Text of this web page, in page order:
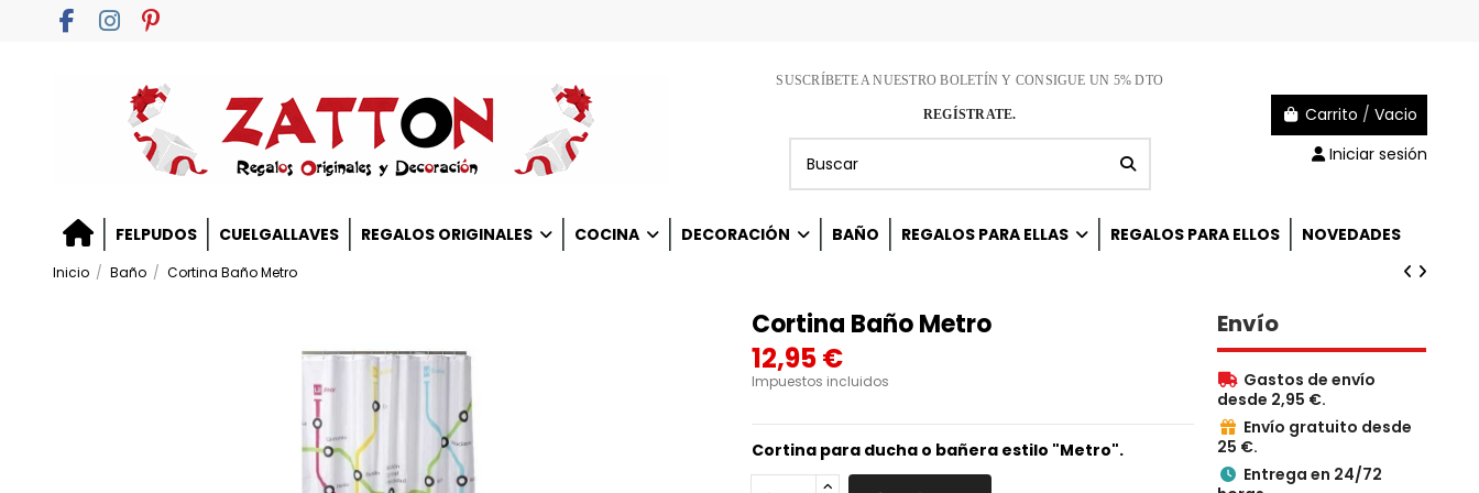
SUSCRÍBETE A NUESTRO BOLETÍN Y CONSIGUE UN 5% DTO
REGÍSTRATE. Carrito / Vacio
Iniciar sesión
FELPUDOS CUELGALLAVES REGALOS ORIGINALES COCINA DECORACIÓN BAÑO REGALOS PARA ELLAS REGALOS PARA ELLOS NOVEDADES
Inicio Baño Cortina Baño Metro
Cortina Baño Metro
12,95 €
Impuestos incluidos
Cortina para ducha o bañera estilo "Metro".
Envío
 Gastos de envío
desde 2,95 €.
 Envío gratuito desde
25 €.
 Entrega en 24/72